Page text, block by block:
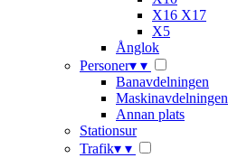
X16 X17
X5
Ånglok
Personer▾ ▾
Banavdelningen
Maskinavdelningen
Annan plats
Stationsur
Trafik▾ ▾